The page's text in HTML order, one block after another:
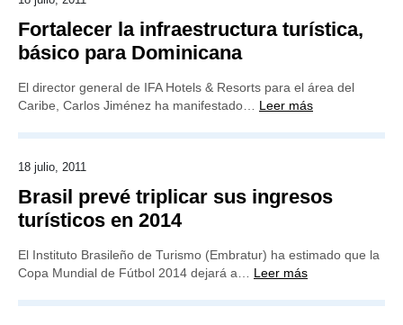
Fortalecer la infraestructura turística,
básico para Dominicana
El director general de IFA Hotels & Resorts para el área del
Caribe, Carlos Jiménez ha manifestado… Leer más
18 julio, 2011
Brasil prevé triplicar sus ingresos
turísticos en 2014
El Instituto Brasileño de Turismo (Embratur) ha estimado que la
Copa Mundial de Fútbol 2014 dejará a… Leer más